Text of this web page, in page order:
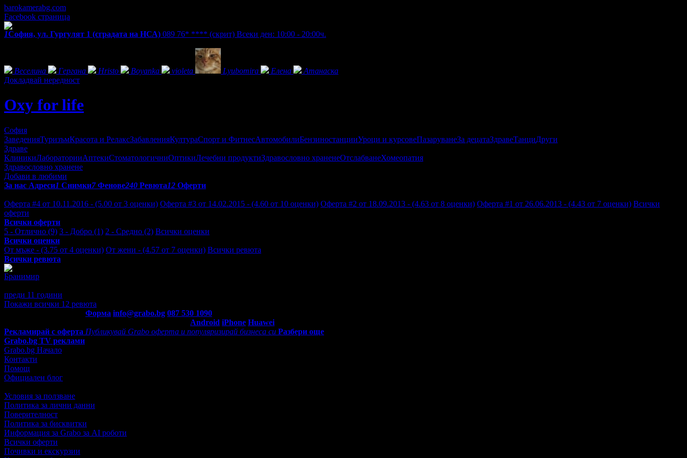
barokamerabg.com
Facebook страница
1София, ул. Гургулят 1 (сградата на НСА) 089 76* **** (скрит) Всеки ден: 10:00 - 20:00ч.
Веселина Гергана Hristo Boyanka violeta Lyubomira Елена
Атанаска
Докладвай нередност
Oxy for life
София
ЗаведенияТуризъмКрасота и РелаксЗабавленияКултураСпорт и ФитнесАвтомобилиБензиностанцииУроци и курсовеПазаруванеЗа децатаЗдравеТанциДруги
Здраве
КлиникиЛабораторииАптекиСтоматологичниОптикиЛечебни продуктиЗдравословно храненеОтслабванеХомеопатия
Здравословно хранене
Добави в любими
За нас Адреси1 Снимки7 Фенове240 Ревюта12 Оферти
Оферта #4 от 10.11.2016 - (5.00 от 3 оценки) Оферта #3 от 14.02.2015 - (4.60 от 10 оценки) Оферта #2 от 18.09.2013 - (4.63 от 8 оценки) Оферта #1 от 26.06.2013 - (4.43 от 7 оценки) Всички
оферти
Всички оферти
5 - Отлично (9) 3 - Добро (1) 2 - Средно (2) Всички оценки
Всички оценки
От мъже - (3.75 от 4 оценки) От жени - (4.57 от 7 оценки) Всички ревюта
Всички ревюта
Бранимир
преди 11 години
Покажи всички 12 ревюта
Форма info@grabo.bg 087 530 1090
Android iPhone Huawei
Рекламирай с оферта Публикувай Grabo оферта и популяризирай бизнеса си Разбери още
Grabo.bg TV реклами
Grabo.bg Начало
Контакти
Помощ
Официален блог
Условия за ползване
Политика за лични данни
Поверителност
Политика за бисквитки
Информация за Grabo за AI роботи
Всички оферти
Почивки и екскурзии